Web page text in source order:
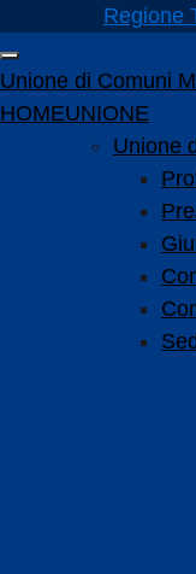
Vai ai contenuti
Vai al footer
Regione
Attiva / disattiva la
Unione di Comuni
Menu
HOMEUNIONE
Unione